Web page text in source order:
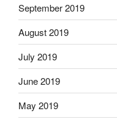
September 2019
August 2019
July 2019
June 2019
May 2019